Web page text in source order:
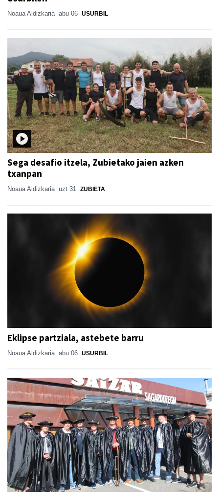
Noaua Aldizkaria abu 06 USURBIL
Sega desafio itzela, Zubietako jaien azken
txanpan
Noaua Aldizkaria uzt 31 ZUBIETA
Eklipse partziala, astebete barru
Noaua Aldizkaria abu 06 USURBIL